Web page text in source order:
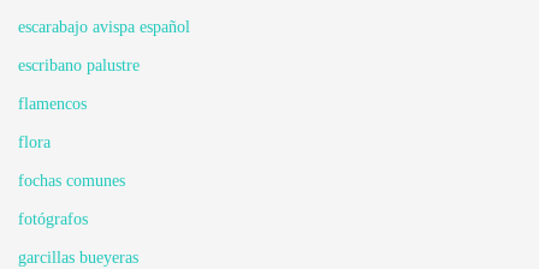
escarabajo avispa español
escribano palustre
flamencos
flora
fochas comunes
fotógrafos
garcillas bueyeras